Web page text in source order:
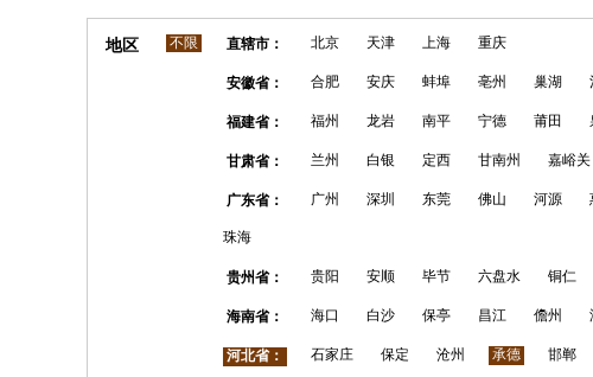
地区 不限 直辖市： 北京 天津 上海 重庆
安徽省： 合肥 安庆 蚌埠 亳州 巢湖
福建省： 福州 龙岩 南平 宁德 莆田
甘肃省： 兰州 白银 定西 甘南州 嘉峪关
广东省： 广州 深圳 东莞 佛山 河源
珠海
贵州省： 贵阳 安顺 毕节 六盘水 铜仁
海南省： 海口 白沙 保亭 昌江 儋州
河北省： 石家庄 保定 沧州 承德 邯郸